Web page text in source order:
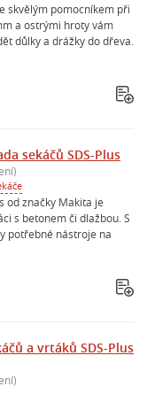
skvělým pomocníkem při
a ostrými hroty vám
důlky a drážky do dřeva.
sekáčů SDS-Plus
od značky Makita je
s betonem či dlažbou. S
potřebné nástroje na
a vrtáků SDS-Plus